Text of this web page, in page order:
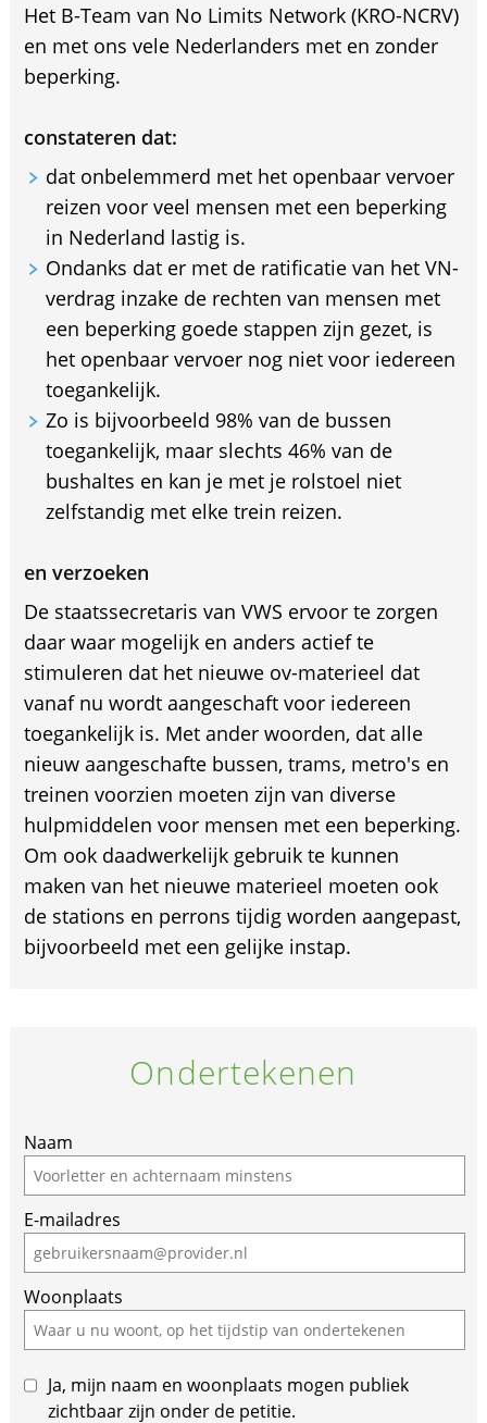
Het B-Team van No Limits Network (KRO-NCRV)
en met ons vele Nederlanders met en zonder
beperking.
constateren dat:
dat onbelemmerd met het openbaar vervoer
reizen voor veel mensen met een beperking
in Nederland lastig is.
Ondanks dat er met de ratificatie van het VN-
verdrag inzake de rechten van mensen met
een beperking goede stappen zijn gezet, is
het openbaar vervoer nog niet voor iedereen
toegankelijk.
Zo is bijvoorbeeld 98% van de bussen
toegankelijk, maar slechts 46% van de
bushaltes en kan je met je rolstoel niet
zelfstandig met elke trein reizen.
en verzoeken
De staatssecretaris van VWS ervoor te zorgen
daar waar mogelijk en anders actief te
stimuleren dat het nieuwe ov-materieel dat
vanaf nu wordt aangeschaft voor iedereen
toegankelijk is. Met ander woorden, dat alle
nieuw aangeschafte bussen, trams, metro's en
treinen voorzien moeten zijn van diverse
hulpmiddelen voor mensen met een beperking.
Om ook daadwerkelijk gebruik te kunnen
maken van het nieuwe materieel moeten ook
de stations en perrons tijdig worden aangepast,
bijvoorbeeld met een gelijke instap.
Ondertekenen
If
you
are
a
human,
ignore
this
field
Naam
E-mailadres
Woonplaats
Ja, mijn naam en woonplaats mogen publiek
zichtbaar zijn onder de petitie.